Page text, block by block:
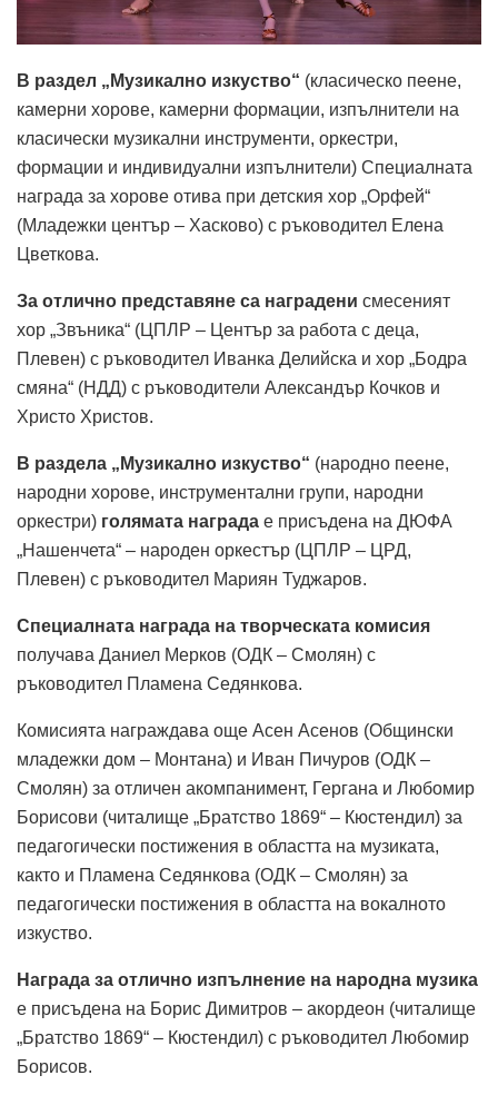
В раздел „Музикално изкуство“ (класическо пеене,
камерни хорове, камерни формации, изпълнители на
класически музикални инструменти, оркестри,
формации и индивидуални изпълнители) Специалната
награда за хорове отива при детския хор „Орфей“
(Младежки център – Хасково) с ръководител Елена
Цветкова.
За отлично представяне са наградени смесеният
хор „Звъника“ (ЦПЛР – Център за работа с деца,
Плевен) с ръководител Иванка Делийска и хор „Бодра
смяна“ (НДД) с ръководители Александър Кочков и
Христо Христов.
В раздела „Музикално изкуство“ (народно пеене,
народни хорове, инструментални групи, народни
оркестри) голямата награда е присъдена на ДЮФА
„Нашенчета“ – народен оркестър (ЦПЛР – ЦРД,
Плевен) с ръководител Мариян Туджаров.
Специалната награда на творческата комисия
получава Даниел Мерков (ОДК – Смолян) с
ръководител Пламена Седянкова.
Комисията награждава още Асен Асенов (Общински
младежки дом – Монтана) и Иван Пичуров (ОДК –
Смолян) за отличен акомпанимент, Гергана и Любомир
Борисови (читалище „Братство 1869“ – Кюстендил) за
педагогически постижения в областта на музиката,
както и Пламена Седянкова (ОДК – Смолян) за
педагогически постижения в областта на вокалното
изкуство.
Награда за отлично изпълнение на народна музика
е присъдена на Борис Димитров – акордеон (читалище
„Братство 1869“ – Кюстендил) с ръководител Любомир
Борисов.